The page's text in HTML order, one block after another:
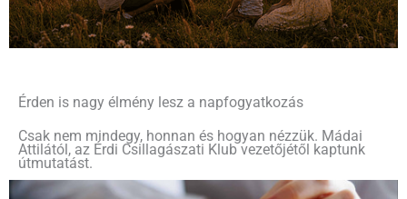
Érden is nagy élmény lesz a napfogyatkozás
Csak nem mindegy, honnan és hogyan nézzük. Mádai
Attilától, az Érdi Csillagászati Klub vezetőjétől kaptunk
útmutatást.